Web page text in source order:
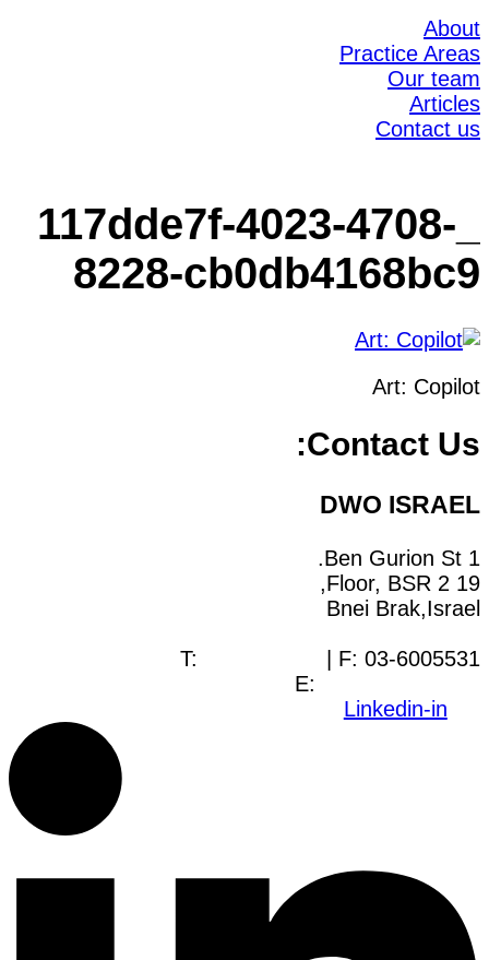
About
Practice Areas
Our team
Articles
Contact us
_117dde7f-4023-4708-
8228-cb0db4168bc9
Art: Copilot
Contact Us:
DWO ISRAEL
1 Ben Gurion St.
19 Floor, BSR 2,
Bnei Brak,Israel
T:
| F: 03-6005531
E:
Linkedin-in